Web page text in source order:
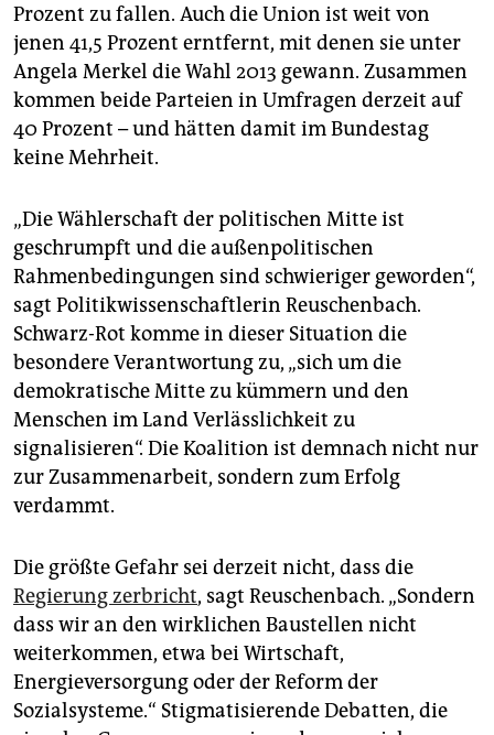
Prozent zu fallen. Auch die Union ist weit von
jenen 41,5 Prozent erntfernt, mit denen sie unter
Angela Merkel die Wahl 2013 gewann. Zusammen
kommen beide Parteien in Umfragen derzeit auf
40 Prozent – und hätten damit im Bundestag
keine Mehrheit.
„Die Wählerschaft der politischen Mitte ist
geschrumpft und die außenpolitischen
Rahmenbedingungen sind schwieriger geworden“,
sagt Politikwissenschaftlerin Reuschenbach.
Schwarz-Rot komme in dieser Situation die
besondere Verantwortung zu, „sich um die
demokratische Mitte zu kümmern und den
Menschen im Land Verlässlichkeit zu
signalisieren“. Die Koalition ist demnach nicht nur
zur Zusammenarbeit, sondern zum Erfolg
verdammt.
Die größte Gefahr sei derzeit nicht, dass die
Regierung zerbricht, sagt Reuschenbach. „Sondern
dass wir an den wirklichen Baustellen nicht
weiterkommen, etwa bei Wirtschaft,
Energieversorgung oder der Reform der
Sozialsysteme.“ Stigmatisierende Debatten, die